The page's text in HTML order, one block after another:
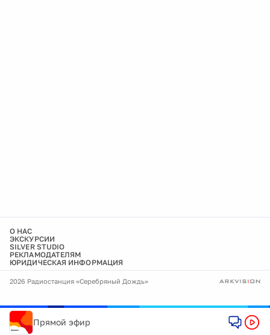
О НАС
ЭКСКУРСИИ
SILVER STUDIO
РЕКЛАМОДАТЕЛЯМ
ЮРИДИЧЕСКАЯ ИНФОРМАЦИЯ
2026 Радиостанция «Серебряный Дождь»
Прямой эфир